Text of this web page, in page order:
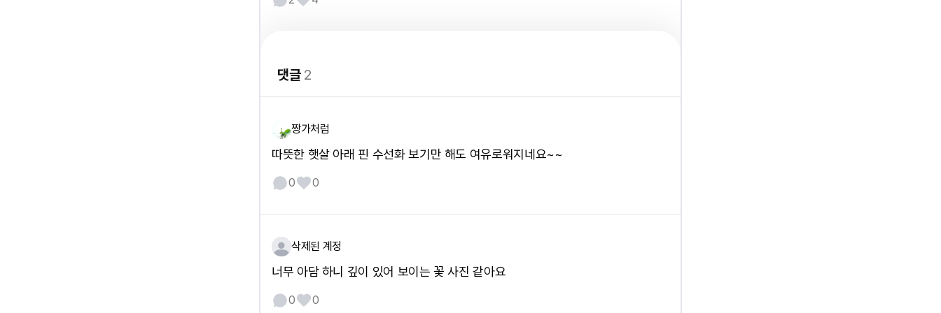
댓글2
짱가처럼
따뜻한 햇살 아래 핀 수선화 보기만 해도 여유로워지네요~~
0 0
삭제된 계정
너무 아담 하니 깊이 있어 보이는 꽃 사진 같아요
0 0